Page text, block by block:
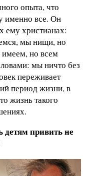
опыта, что
именно все. Он
ему христианах:
мы нищи, но
но всем
мы ничто без
переживает
период жизни, в
жизнь такого
детям привить не